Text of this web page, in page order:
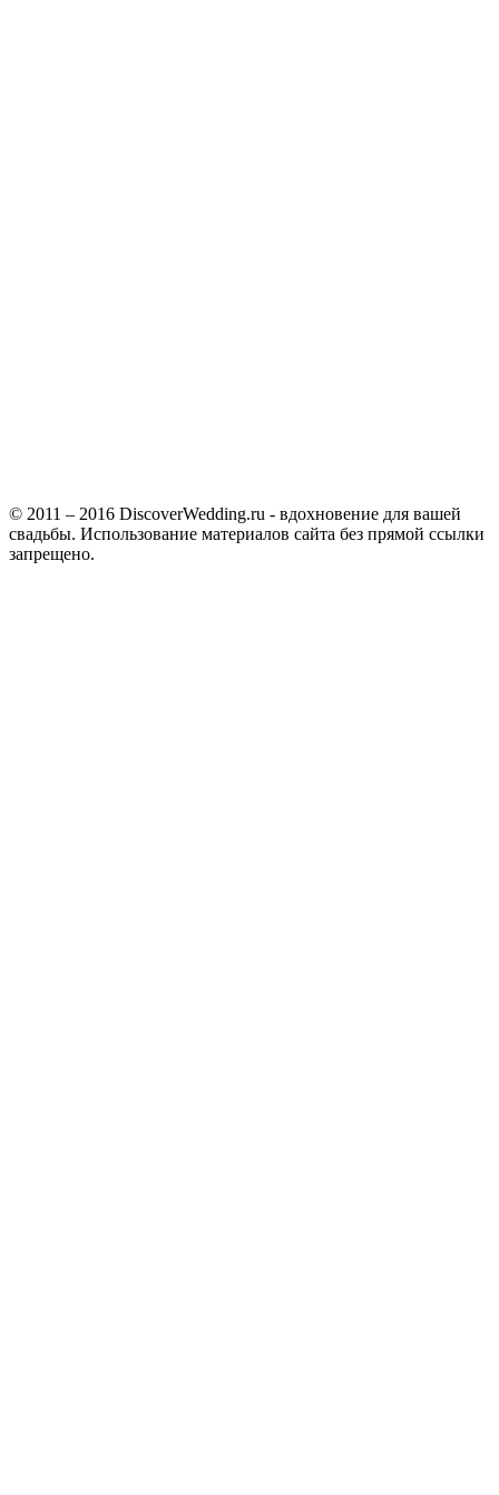
© 2011 – 2016 DiscoverWedding.ru - вдохновение для вашей
свадьбы. Использование материалов сайта без прямой ссылки
запрещено.